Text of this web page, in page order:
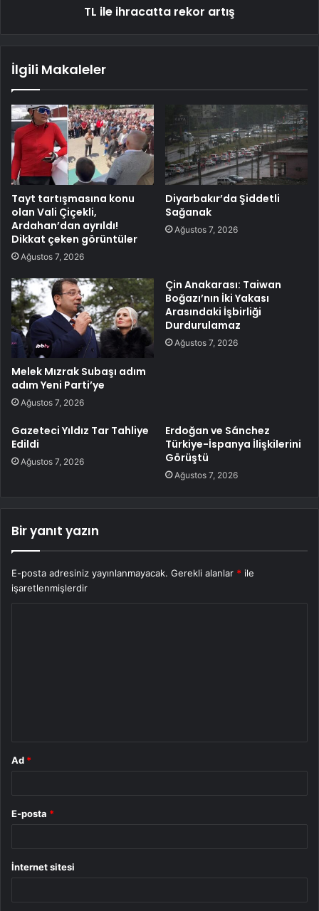
TL ile ihracatta rekor artış
İlgili Makaleler
Tayt tartışmasına konu
olan Vali Çiçekli,
Ardahan’dan ayrıldı!
Dikkat çeken görüntüler
Ağustos 7, 2026
Diyarbakır’da Şiddetli
Sağanak
Ağustos 7, 2026
Melek Mızrak Subaşı adım
adım Yeni Parti’ye
Ağustos 7, 2026
Çin Anakarası: Taiwan
Boğazı’nın İki Yakası
Arasındaki İşbirliği
Durdurulamaz
Ağustos 7, 2026
Gazeteci Yıldız Tar Tahliye
Edildi
Ağustos 7, 2026
Erdoğan ve Sánchez
Türkiye-İspanya İlişkilerini
Görüştü
Ağustos 7, 2026
Bir yanıt yazın
E-posta adresiniz yayınlanmayacak. Gerekli alanlar * ile
işaretlenmişlerdir
Ad *
E-posta *
İnternet sitesi